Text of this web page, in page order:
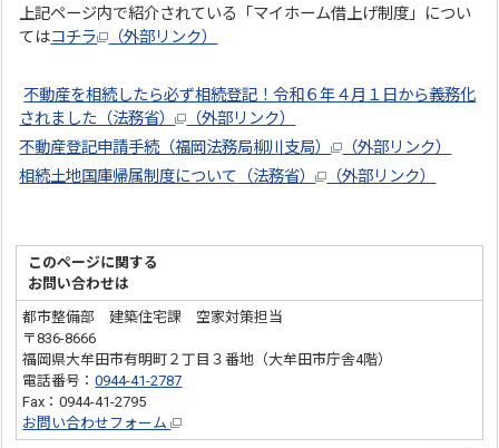
上記ページ内で紹介されている「マイホーム借上げ制度」につい
てはコチラ （外部リンク）
不動産を相続したら必ず相続登記！令和６年４月１日から義務化
されました（法務省）
（外部リンク）
不動産登記申請手続（福岡法務局柳川支局）
（外部リンク）
相続土地国庫帰属制度について（法務省）
（外部リンク）
このページに関する
お問い合わせは
都市整備部 建築住宅課 空家対策担当
〒836-8666
福岡県大牟田市有明町２丁目３番地（大牟田市庁舎4階）
電話番号：0944-41-2787
Fax：0944-41-2795
お問い合わせフォーム